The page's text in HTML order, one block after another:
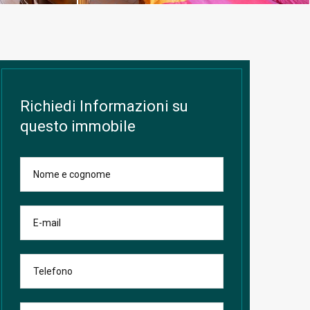
Richiedi Informazioni su
questo immobile
Nome e cognome
E-mail
Telefono